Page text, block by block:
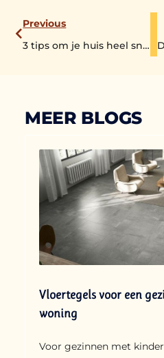
Previous
3 tips om je huis heel snel te verkopen
MEER BLOGS
Vloertegels voor een
woning
Voor gezinnen met